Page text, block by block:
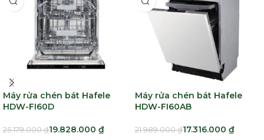
Máy rửa chén bát Hafele
HDW-FI60D
25.179.000₫19.828.000 ₫
Máy rửa chén bát Hafele
HDW-FI60AB
21.989.000₫17.316.000 ₫